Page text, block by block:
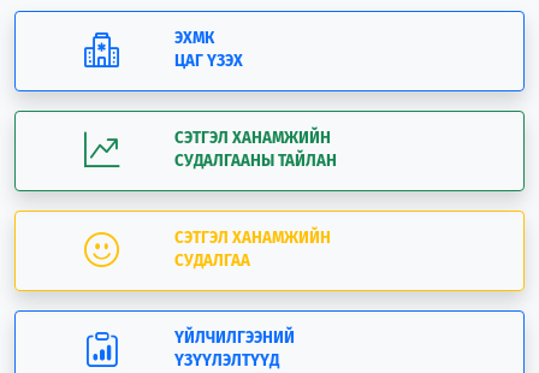
ЭХМК
ЦАГ ҮЗЭХ
СЭТГЭЛ ХАНАМЖИЙН
СУДАЛГААНЫ ТАЙЛАН
СЭТГЭЛ ХАНАМЖИЙН
СУДАЛГАА
ҮЙЛЧИЛГЭЭНИЙ
ҮЗҮҮЛЭЛТҮҮД